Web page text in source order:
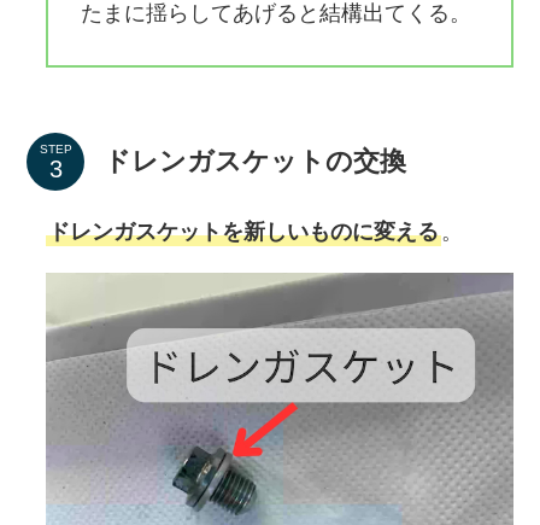
たまに揺らしてあげると結構出てくる。
STEP ドレンガスケットの交換
ドレンガスケットを新しいものに変える。